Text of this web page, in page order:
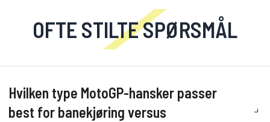
OFTE STILTE SPØRSMÅL
Hvilken type MotoGP-hansker passer
best for banekjøring versus